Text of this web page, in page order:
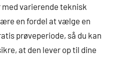
varierende teknisk
en fordel at vælge en
prøveperiode, så du kan
at den lever op til dine